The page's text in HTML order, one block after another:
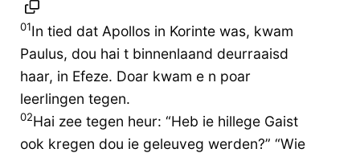
01In tied dat Apollos in Korinte was, kwam
Paulus, dou hai t binnenlaand deurraaisd
haar, in Efeze. Doar kwam e n poar
leerlingen tegen.
02Hai zee tegen heur: “Heb ie hillege Gaist
ook kregen dou ie geleuveg werden?” “Wie